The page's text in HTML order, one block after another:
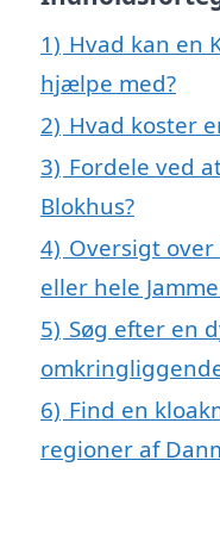
1) Hvad kan en
hjælpe med?
2) Hvad koster
3) Fordele ved
Blokhus?
4) Oversigt
eller hele
5) Søg efter en
6) Find en
regioner af